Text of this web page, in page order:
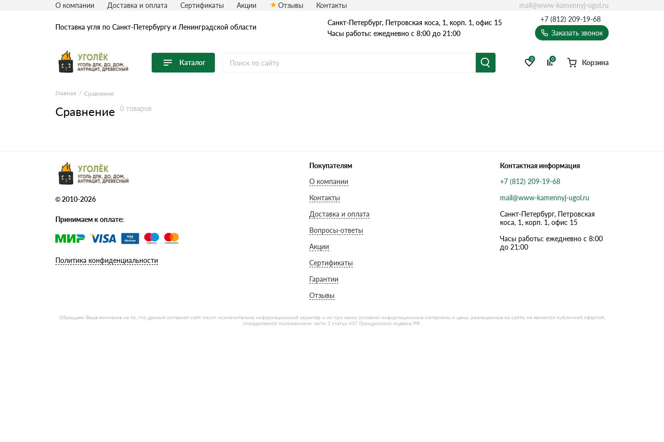
Поставка угля по Санкт-Петербургу и Ленинградской области
Санкт-Петербург, Петровская коса, 1, корп. 1, офис 15
Часы работы: ежедневно с 8:00 до 21:00
+7 (812) 209-19-68
Заказать звонок
Каталог
Перейти в каталог
Каменный уголь
Уголь ДОМ
Уголь антрацит
Уголь тощий
0 0 Корзина
О компании Доставка и оплата Сертификаты Акции Отзывы Контакты mail@www-kamennyj-ugol.ru
Главная Сравнение
Сравнение 0 товаров
© 2010-2026
Принимаем к оплате:
Политика конфиденциальности
Покупателям
О компании
Контакты
Доставка и оплата
Вопросы-ответы
Акции
Сертификаты
Гарантии
Отзывы
Контактная информация
+7 (812) 209-19-68
mail@www-kamennyj-ugol.ru
Санкт-Петербург, Петровская
коса, 1, корп. 1, офис 15
Часы работы: ежедневно с 8:00
до 21:00